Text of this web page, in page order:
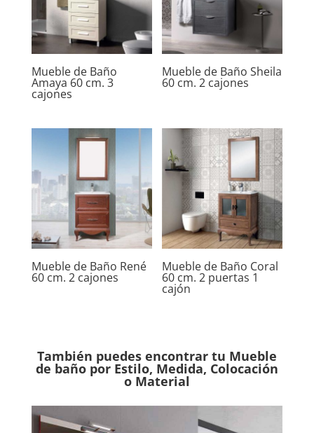
Mueble de Baño
Amaya 60 cm. 3
cajones
Mueble de Baño Sheila
60 cm. 2 cajones
Mueble de Baño René
60 cm. 2 cajones
Mueble de Baño Coral
60 cm. 2 puertas 1
cajón
También puedes encontrar tu Mueble
de baño por Estilo, Medida, Colocación
o Material